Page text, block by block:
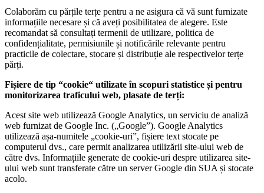
Colaborăm cu părțile terțe pentru a ne asigura că vă sunt furnizate
informațiile necesare și că aveți posibilitatea de alegere. Este
recomandat să consultați termenii de utilizare, politica de
confidențialitate, permisiunile și notificările relevante pentru
practicile de colectare, stocare și distribuție ale respectivelor terțe
părți.
Fișiere de tip “cookie“ utilizate în scopuri statistice și pentru
monitorizarea traficului web, plasate de terți:
Acest site web utilizează Google Analytics, un serviciu de analiză
web furnizat de Google Inc. („Google”). Google Analytics
utilizează așa-numitele „cookie-uri”, fișiere text stocate pe
computerul dvs., care permit analizarea utilizării site-ului web de
către dvs. Informațiile generate de cookie-uri despre utilizarea site-
ului web sunt transferate către un server Google din SUA și stocate
acolo.